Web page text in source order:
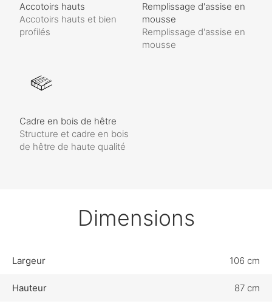
Accotoirs hauts
Accotoirs hauts et bien
profilés
Remplissage d'assise en
mousse
Remplissage d'assise en
mousse
Cadre en bois de hêtre
Structure et cadre en bois
de hêtre de haute qualité
Dimensions
Largeur 106 cm
Hauteur 87 cm